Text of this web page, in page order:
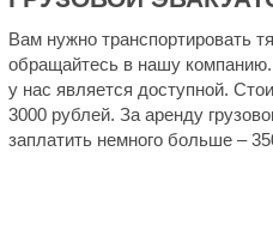
Вам нужно транспортировать
обращайтесь в нашу компанию.
у нас является доступной.
3000 рублей. За аренду
заплатить немного больше –